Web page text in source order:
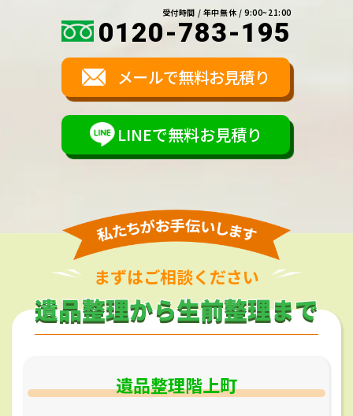
受付時間 / 年中無休 / 9:00~21:00
0120-783-195
メールで無料お見積り
LINEで無料お見積り
まずはご相談ください
遺品整理から生前整理まで
遺品整理から生前整理まで
遺品整理階上町